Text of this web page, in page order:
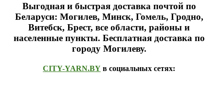
Выгодная и быстрая доставка почтой по
Беларуси: Могилев, Минск, Гомель, Гродно,
Витебск, Брест, все области, районы и
населенные пункты. Бесплатная доставка по
городу Могилеву.
CITY-YARN.BY в социальных сетях: